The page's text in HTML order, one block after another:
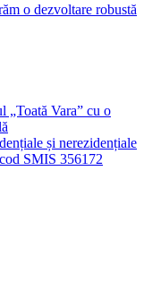
o dezvoltare robustă
„Toată Vara” cu o
și nerezidențiale
SMIS 356172